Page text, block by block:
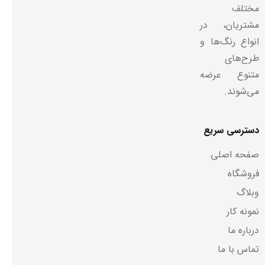
مختلف
مشتریان، در
انواع رنگ‌ها و
طرح‌های
متنوع عرضه
می‌شوند.
دسترسی سریع
صفحه اصلی
فروشگاه
وبلاگ
نمونه کار
درباره ما
تماس با ما